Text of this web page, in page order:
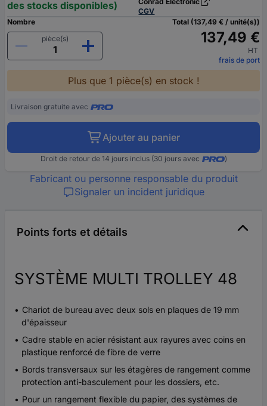
des stocks disponibles)
CGV
Nombre
pièce(s)
Total (137,49 € / unité(s))
137,49 €
HT
frais de port
Plus que 1 pièce(s) en stock !
Livraison gratuite avec
Ajouter au panier
Droit de retour de 14 jours inclus (30 jours avec )
Fabricant ou personne responsable du produit
Signaler un incident juridique
Points forts et détails
SYSTÈME MULTI TROLLEY 48
Chariot de bureau avec deux sols en plaques de 19 mm
d'épaisseur
Cadre stable en acier résistant aux rayures avec coins en
plastique renforcé de fibre de verre
Bords transversaux sur les étagères de rangement comme
protection anti-basculement pour les dossiers, etc.
Pour un rangement flexible du papier, des systèmes de